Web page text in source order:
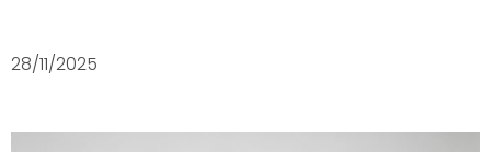
28/11/2025